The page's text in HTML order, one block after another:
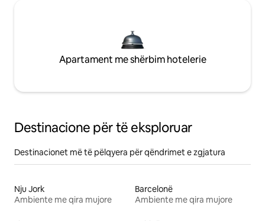
Apartament me shërbim hotelerie
Destinacione për të eksploruar
Destinacionet më të pëlqyera për qëndrimet e zgjatura
Nju Jork
Ambiente me qira mujore
Barcelonë
Ambiente me qira mujore